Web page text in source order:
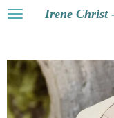
Zum
Irene Christ